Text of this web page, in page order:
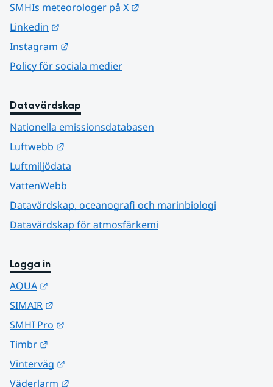
SMHIs meteorologer på X
Linkedin
Instagram
Policy för sociala medier
Datavärdskap
Nationella emissionsdatabasen
Luftwebb
Luftmiljödata
VattenWebb
Datavärdskap, oceanografi och marinbiologi
Datavärdskap för atmosfärkemi
Logga in
AQUA
SIMAIR
SMHI Pro
Timbr
Vinterväg
Väderlarm